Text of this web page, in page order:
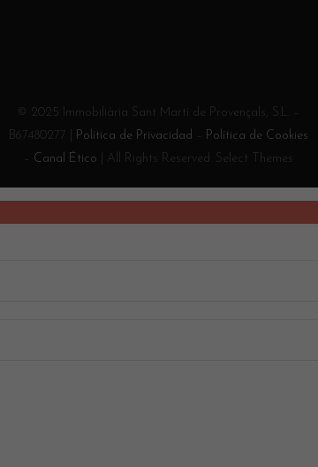
© 2025 Immobiliària Sant Martí de Provençals, S.L. –
B67480277 | Política de Privacidad
Política de Cookies
Canal Ético | All Rights Reserved. Select Themes